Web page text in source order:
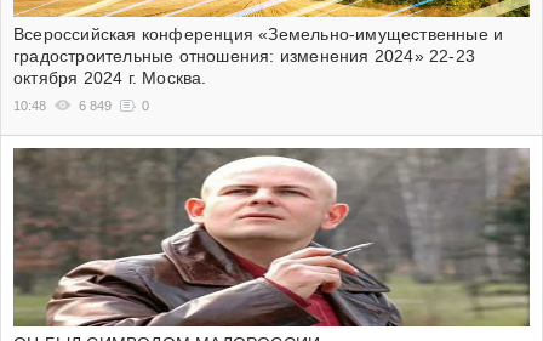
Всероссийская конференция «Земельно-имущественные и
градостроительные отношения: изменения 2024» 22-23
октября 2024 г. Москва.
10:48 6 849 0